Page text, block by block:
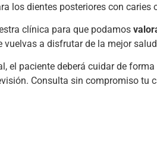
los dientes posteriores con caries
clínica para que podamos
a disfrutar de la mejor
el paciente deberá cuidar de
Consulta sin compromiso tu